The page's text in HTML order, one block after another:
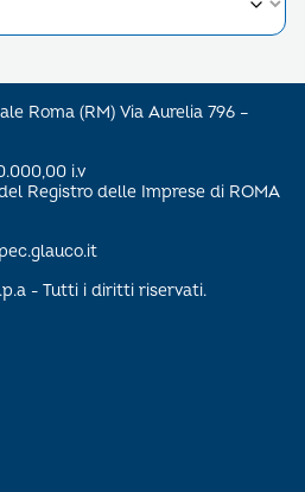
Roma (RM) Via Aurelia 796 –
i.v
Registro delle Imprese di ROMA
- Tutti i diritti riservati.